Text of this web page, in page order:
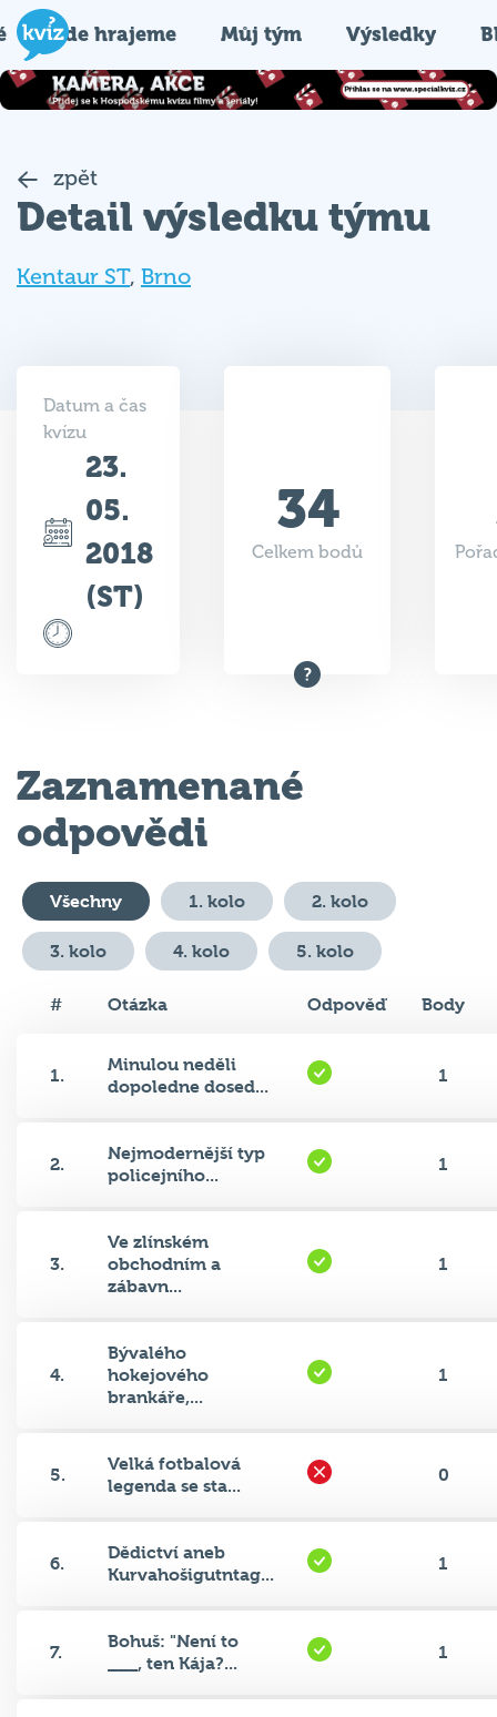
Kde hrajeme Můj tým Výsledky
zpět
Detail výsledku týmu
Kentaur ST, Brno
Datum a čas
kvízu
23.
05.
2018
(ST)
34
Celkem bodů
Zaznamenané
odpovědi
Všechny 1. kolo 2. kolo
3. kolo 4. kolo 5. kolo
# Otázka Odpověď Body
1.
Minulou neděli
dopoledne dosed...
1
2.
Nejmodernější typ
policejního...
1
3.
Ve zlínském
obchodním a
zábavn...
1
4.
Bývalého
hokejového
brankáře,...
1
5.
Velká fotbalová
legenda se sta...
0
6.
Dědictví aneb
Kurvahošigutntag...
1
7.
Bohuš: "Není to
___, ten Kája?...
1